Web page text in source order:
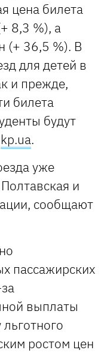
цена билета
8,3 %), а
(+ 36,5 %). В
для детей в
и прежде,
билета
будут
kp.ua.
уже
и
сообщают
пассажирских
выплаты
ростом цен